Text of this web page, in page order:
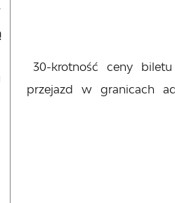
30-krotność ceny
przejazd w granicach